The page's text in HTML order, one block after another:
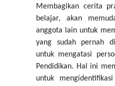
Membagikan cerita
belajar, akan
anggota lain untuk
yang sudah pernah
untuk mengatasi
Pendidikan. Hal ini
untuk